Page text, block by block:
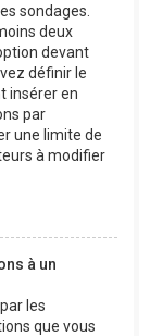
sondages.
deux
devant
définir le
insérer en
par
une limite de
à modifier
à un
les
que vous